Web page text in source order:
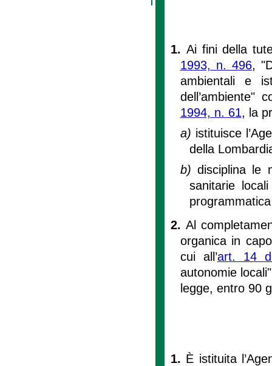
1. Ai fini della
1993, n. 496,
ambientali e
dell’ambiente"
1994, n. 61, la
a) istituisce
della
b) disciplina le
sanitarie
2.Al
organica in
cui all’art. 14
autonomie
legge, entro 90
1. È istituita